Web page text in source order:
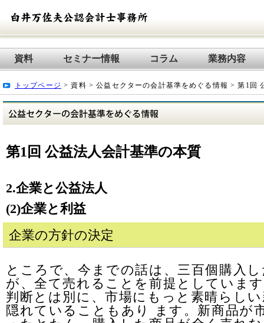
資料 セミナー情報 コラム 業務内容
トップページ > 資料 > 公益セクターの会計基準をめぐる情報 > 第1回
第1回 公益法人会計基準の本質
2.企業と公益法人
(2)企業と利益
企業の方針の決定
ところで、今までの話は、三百個購入
が、全て売れることを前提としていま
判断とは別に、市場にもっと素晴らし
隠れていることもあり ます。新商品が